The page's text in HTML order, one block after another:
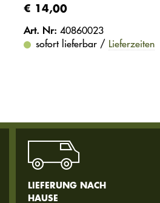
€ 14,00
Art. Nr: 40860023
sofort lieferbar / Lieferzeiten
LIEFERUNG NACH
HAUSE